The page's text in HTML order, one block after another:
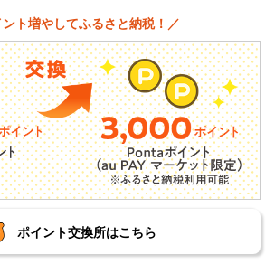
ント増やしてふるさと納税！／
ポイント交換所はこちら